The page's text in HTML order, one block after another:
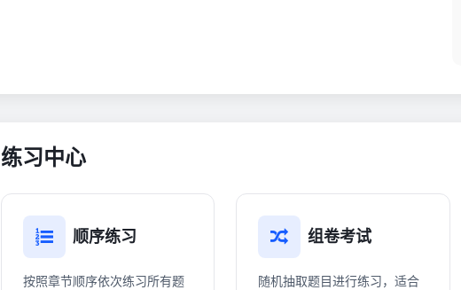
练习中心
顺序练习
按照章节顺序依次练习所有题
组卷考试
随机抽取题目进行练习，适合